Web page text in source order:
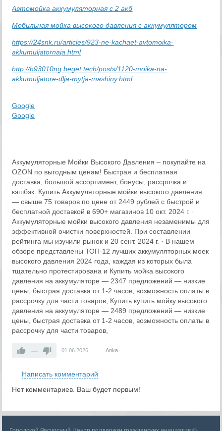
Автомойка аккумуляторная с 2 акб
Мобильная мойка высокого давления с аккумулятором
https://24snk.ru/articles/923-ne-kachaet-avtomoika-
akkumuljatornaja.html
http://h93010ng.beget.tech/posts/1120-moika-na-
akkumuljatore-dlja-mytja-mashiny.html
Google
Google
Аккумуляторные Мойки Высокого Давления – покупайте на
OZON по выгодным ценам! Быстрая и бесплатная
доставка, большой ассортимент, бонусы, рассрочка и
кэшбэк. Купить Аккумуляторные мойки высокого давления
— свыше 75 товаров по цене от 2449 рублей с быстрой и
бесплатной доставкой в 690+ магазинов 10 окт. 2024 г. ·
Аккумуляторные мойки высокого давления незаменимы для
эффективной очистки поверхностей. При составлении
рейтинга мы изучили рынок и 20 сент. 2024 г. · В нашем
обзоре представлены ТОП-12 лучших аккумуляторных моек
высокого давления 2024 года, каждая из которых была
тщательно протестирована и Купить мойка высокого
давления на аккумуляторе — 2347 предложений — низкие
цены, быстрая доставка от 1-2 часов, возможность оплаты в
рассрочку для части товаров, Купить купить мойку высокого
давления на аккумуляторе — 2489 предложений — низкие
цены, быстрая доставка от 1-2 часов, возможность оплаты в
рассрочку для части товаров,
— 01.06.2026 Anka
Написать комментарий
Нет комментариев. Ваш будет первым!